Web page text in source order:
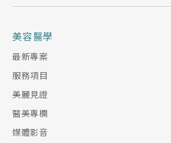
美容醫學
最新專案
服務項目
美麗見證
醫美專欄
媒體影音